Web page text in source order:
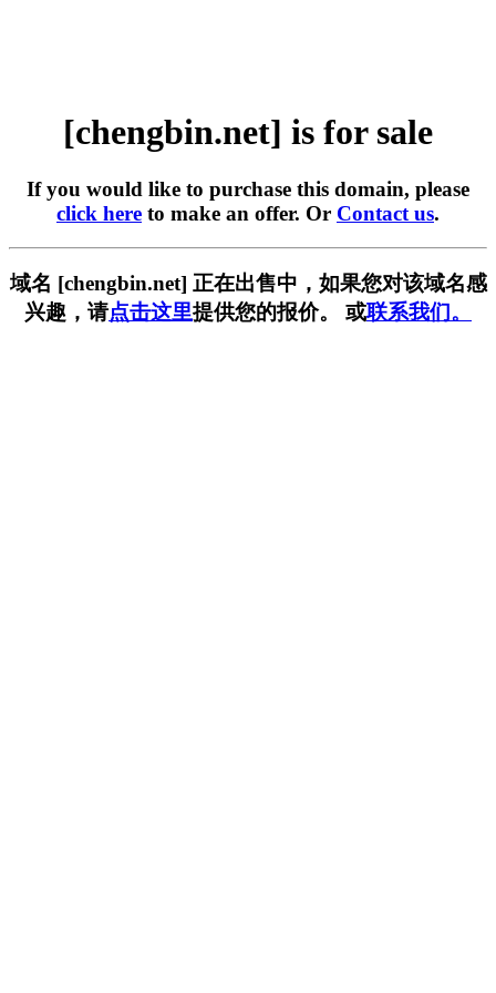
[chengbin.net] is for sale
If you would like to purchase this domain, please
click here to make an offer. Or Contact us.
域名 [chengbin.net] 正在出售中，如果您对该域名感
兴趣，请点击这里提供您的报价。 或联系我们。